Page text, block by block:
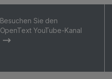
Besuchen Sie den
OpenText YouTube-Kanal